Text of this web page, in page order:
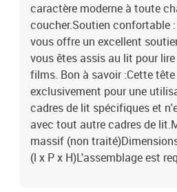
caractère moderne à toute
coucher.Soutien confortable
vous offre un excellent
vous êtes assis au lit pour
films. Bon à savoir :Cette
exclusivement pour une
cadres de lit spécifiques et
avec tout autre cadres de
massif (non
(l x P x H)L'assemblage est